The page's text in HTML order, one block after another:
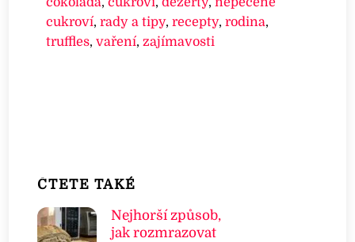
cukroví,rady a tipy,recepty,rodina,
truffles,vaření, zajímavosti
ČTETE TAKÉ
Nejhorší způsob,
jak rozmrazovat